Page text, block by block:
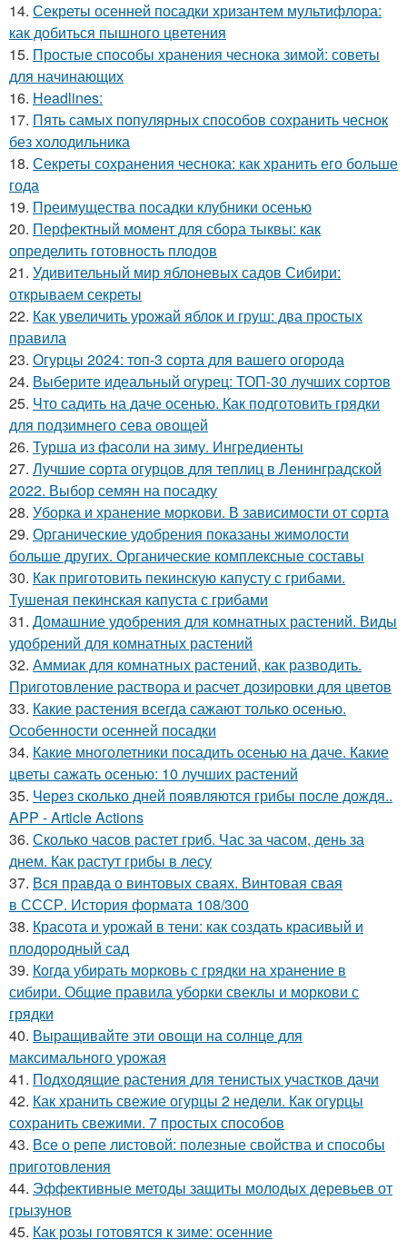
14. Секреты осенней посадки хризантем мультифлора:
как добиться пышного цветения
15. Простые способы хранения чеснока зимой: советы
для начинающих
16. Headlines:
17. Пять самых популярных способов сохранить чеснок
без холодильника
18. Секреты сохранения чеснока: как хранить его больше
года
19. Преимущества посадки клубники осенью
20. Перфектный момент для сбора тыквы: как
определить готовность плодов
21. Удивительный мир яблоневых садов Сибири:
открываем секреты
22. Как увеличить урожай яблок и груш: два простых
правила
23. Огурцы 2024: топ-3 сорта для вашего огорода
24. Выберите идеальный огурец: ТОП-30 лучших сортов
25. Что садить на даче осенью. Как подготовить грядки
для подзимнего сева овощей
26. Турша из фасоли на зиму. Ингредиенты
27. Лучшие сорта огурцов для теплиц в Ленинградской
2022. Выбор семян на посадку
28. Уборка и хранение моркови. В зависимости от сорта
29. Органические удобрения показаны жимолости
больше других. Органические комплексные составы
30. Как приготовить пекинскую капусту с грибами.
Тушеная пекинская капуста с грибами
31. Домашние удобрения для комнатных растений. Виды
удобрений для комнатных растений
32. Аммиак для комнатных растений, как разводить.
Приготовление раствора и расчет дозировки для цветов
33. Какие растения всегда сажают только осенью.
Особенности осенней посадки
34. Какие многолетники посадить осенью на даче. Какие
цветы сажать осенью: 10 лучших растений
35. Через сколько дней появляются грибы после дождя..
APP - Article Actions
36. Сколько часов растет гриб. Час за часом, день за
днем. Как растут грибы в лесу
37. Вся правда о винтовых сваях. Винтовая свая
в СССР. История формата 108/300
38. Красота и урожай в тени: как создать красивый и
плодородный сад
39. Когда убирать морковь с грядки на хранение в
сибири. Общие правила уборки свеклы и моркови с
грядки
40. Выращивайте эти овощи на солнце для
максимального урожая
41. Подходящие растения для тенистых участков дачи
42. Как хранить свежие огурцы 2 недели. Как огурцы
сохранить свежими. 7 простых способов
43. Все о репе листовой: полезные свойства и способы
приготовления
44. Эффективные методы защиты молодых деревьев от
грызунов
45. Как розы готовятся к зиме: осенние